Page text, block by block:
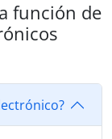
función de